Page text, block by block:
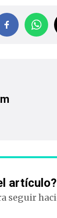
artículo?
seguir